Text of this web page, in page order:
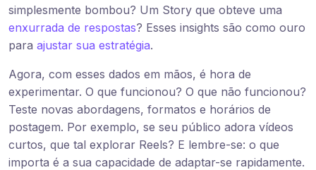
simplesmente bombou? Um Story que obteve uma
enxurrada de respostas? Esses insights são como ouro
para ajustar sua estratégia.
Agora, com esses dados em mãos, é hora de
experimentar. O que funcionou? O que não funcionou?
Teste novas abordagens, formatos e horários de
postagem. Por exemplo, se seu público adora vídeos
curtos, que tal explorar Reels? E lembre-se: o que
importa é a sua capacidade de adaptar-se rapidamente.